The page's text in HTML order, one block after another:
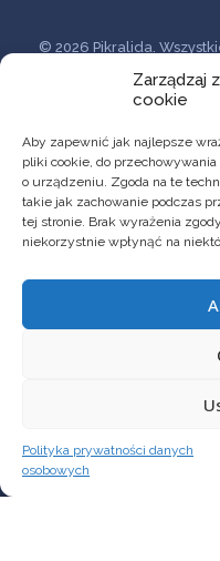
Zarządzaj
cookie
Aby zapewnić jak najlepsze
pliki cookie, do
o urządzeniu. Zgoda na te
takie jak zachowanie podczas
tej stronie. Brak wyrażenia
niekorzystnie wpłynąć na
Polityka prywatności danych
osobowych
© 2026 Pikralida.
O Firmie
Przełomowe
Innowacyjne
Pikralida sp. z o.o.
+48 534 662 201